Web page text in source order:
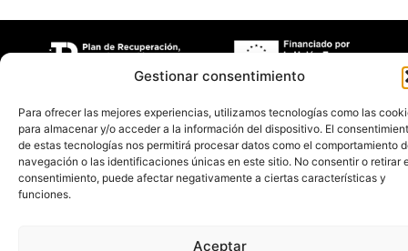
Gestionar consentimiento
Para ofrecer las mejores experiencias, utilizamos tecnologías como las
para almacenar y/o acceder a la información del dispositivo. El
de estas tecnologías nos permitirá procesar datos como el comportamiento
navegación o las identificaciones únicas en este sitio. No consentir o retirar
consentimiento, puede afectar negativamente a ciertas características y
funciones.
Aceptar
Aboon Teatro©2026 | Disseny + Programació Nimia
Comunicación